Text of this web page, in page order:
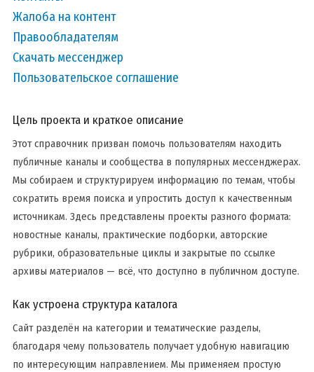
Жалоба на контент
Правообладателям
Скачать мессенджер
Пользовательское соглашение
Цель проекта и краткое описание
Этот справочник призван помочь пользователям находить
публичные каналы и сообщества в популярных мессенджерах.
Мы собираем и структурируем информацию по темам, чтобы
сократить время поиска и упростить доступ к качественным
источникам. Здесь представлены проекты разного формата:
новостные каналы, практические подборки, авторские
рубрики, образовательные циклы и закрытые по ссылке
архивы материалов — всё, что доступно в публичном доступе.
Как устроена структура каталога
Сайт разделён на категории и тематические разделы,
благодаря чему пользователь получает удобную навигацию
по интересующим направлением. Мы применяем простую